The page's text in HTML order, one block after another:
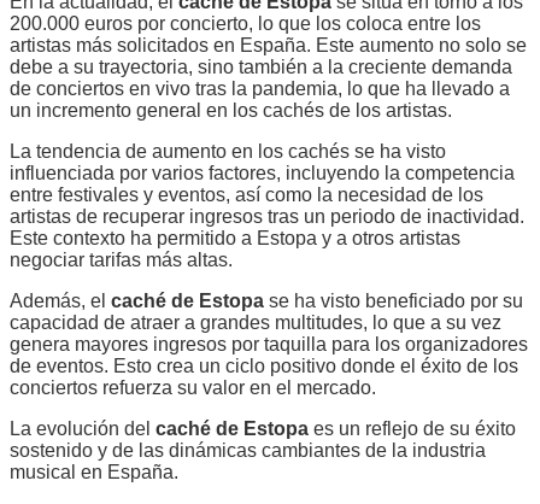
200.000 euros por concierto, lo que los coloca entre los
artistas más solicitados en España. Este aumento no solo se
debe a su trayectoria, sino también a la creciente demanda
de conciertos en vivo tras la pandemia, lo que ha llevado a
un incremento general en los cachés de los artistas.
La tendencia de aumento en los cachés se ha visto
influenciada por varios factores, incluyendo la competencia
entre festivales y eventos, así como la necesidad de los
artistas de recuperar ingresos tras un periodo de inactividad.
Este contexto ha permitido a Estopa y a otros artistas
negociar tarifas más altas.
Además, el caché de Estopa se ha visto beneficiado por su
capacidad de atraer a grandes multitudes, lo que a su vez
genera mayores ingresos por taquilla para los organizadores
de eventos. Esto crea un ciclo positivo donde el éxito de los
conciertos refuerza su valor en el mercado.
La evolución del caché de Estopa es un reflejo de su éxito
sostenido y de las dinámicas cambiantes de la industria
musical en España.